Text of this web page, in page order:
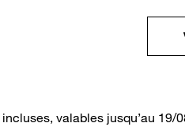
incluses, valables jusqu’au 19/